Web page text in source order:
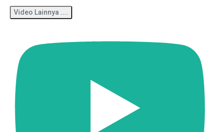
Video Lainnya ....